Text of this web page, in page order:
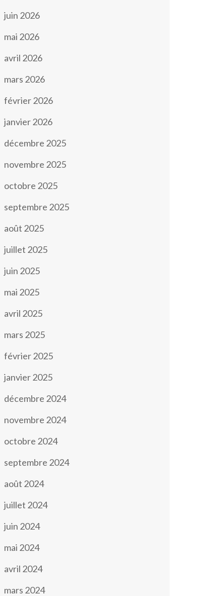
juin 2026
mai 2026
avril 2026
mars 2026
février 2026
janvier 2026
décembre 2025
novembre 2025
octobre 2025
septembre 2025
août 2025
juillet 2025
juin 2025
mai 2025
avril 2025
mars 2025
février 2025
janvier 2025
décembre 2024
novembre 2024
octobre 2024
septembre 2024
août 2024
juillet 2024
juin 2024
mai 2024
avril 2024
mars 2024